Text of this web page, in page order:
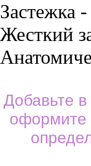
Застежка
Жесткий
Добавьте
оформите